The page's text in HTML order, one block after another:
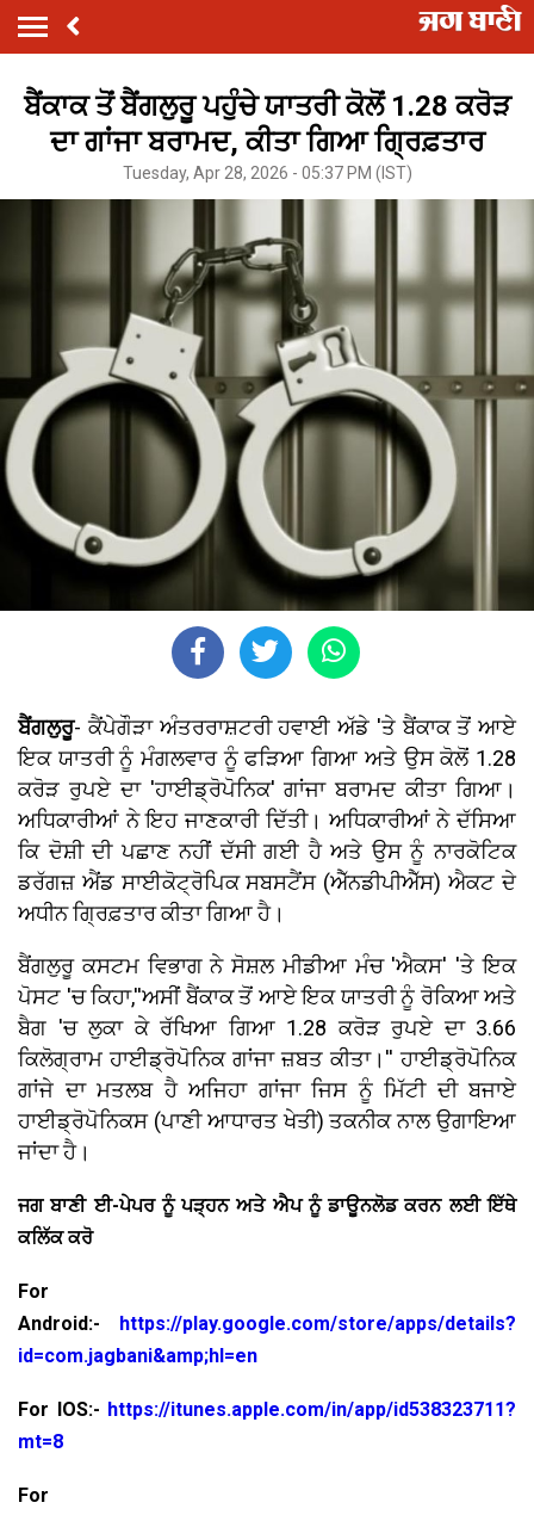
ਬੈਂਕਾਕ ਤੋਂ ਬੈਂਗਲੁਰੂ ਪਹੁੰਚੇ ਯਾਤਰੀ ਕੋਲੋਂ 1.28 ਕਰੋੜ
ਦਾ ਗਾਂਜਾ ਬਰਾਮਦ, ਕੀਤਾ ਗਿਆ ਗ੍ਰਿਫ਼ਤਾਰ
Tuesday, Apr 28, 2026 - 05:37 PM (IST)
ਬੈਂਗਲੁਰੂ- ਕੈਂਪੇਗੌੜਾ ਅੰਤਰਰਾਸ਼ਟਰੀ ਹਵਾਈ ਅੱਡੇ 'ਤੇ ਬੈਂਕਾਕ ਤੋਂ ਆਏ
ਇਕ ਯਾਤਰੀ ਨੂੰ ਮੰਗਲਵਾਰ ਨੂੰ ਫੜਿਆ ਗਿਆ ਅਤੇ ਉਸ ਕੋਲੋਂ 1.28
ਕਰੋੜ ਰੁਪਏ ਦਾ 'ਹਾਈਡ੍ਰੋਪੋਨਿਕ' ਗਾਂਜਾ ਬਰਾਮਦ ਕੀਤਾ ਗਿਆ।
ਅਧਿਕਾਰੀਆਂ ਨੇ ਇਹ ਜਾਣਕਾਰੀ ਦਿੱਤੀ। ਅਧਿਕਾਰੀਆਂ ਨੇ ਦੱਸਿਆ
ਕਿ ਦੋਸ਼ੀ ਦੀ ਪਛਾਣ ਨਹੀਂ ਦੱਸੀ ਗਈ ਹੈ ਅਤੇ ਉਸ ਨੂੰ ਨਾਰਕੋਟਿਕ
ਡਰੱਗਜ਼ ਐਂਡ ਸਾਈਕੋਟ੍ਰੋਪਿਕ ਸਬਸਟੈਂਸ (ਐੱਨਡੀਪੀਐੱਸ) ਐਕਟ ਦੇ
ਅਧੀਨ ਗ੍ਰਿਫ਼ਤਾਰ ਕੀਤਾ ਗਿਆ ਹੈ।
ਬੈਂਗਲੁਰੂ ਕਸਟਮ ਵਿਭਾਗ ਨੇ ਸੋਸ਼ਲ ਮੀਡੀਆ ਮੰਚ 'ਐਕਸ' 'ਤੇ ਇਕ
ਪੋਸਟ 'ਚ ਕਿਹਾ,''ਅਸੀਂ ਬੈਂਕਾਕ ਤੋਂ ਆਏ ਇਕ ਯਾਤਰੀ ਨੂੰ ਰੋਕਿਆ ਅਤੇ
ਬੈਗ 'ਚ ਲੁਕਾ ਕੇ ਰੱਖਿਆ ਗਿਆ 1.28 ਕਰੋੜ ਰੁਪਏ ਦਾ 3.66
ਕਿਲੋਗ੍ਰਾਮ ਹਾਈਡ੍ਰੋਪੋਨਿਕ ਗਾਂਜਾ ਜ਼ਬਤ ਕੀਤਾ।'' ਹਾਈਡ੍ਰੋਪੋਨਿਕ
ਗਾਂਜੇ ਦਾ ਮਤਲਬ ਹੈ ਅਜਿਹਾ ਗਾਂਜਾ ਜਿਸ ਨੂੰ ਮਿੱਟੀ ਦੀ ਬਜਾਏ
ਹਾਈਡ੍ਰੋਪੋਨਿਕਸ (ਪਾਣੀ ਆਧਾਰਤ ਖੇਤੀ) ਤਕਨੀਕ ਨਾਲ ਉਗਾਇਆ
ਜਾਂਦਾ ਹੈ।
ਜਗ ਬਾਣੀ ਈ-ਪੇਪਰ ਨੂੰ ਪੜ੍ਹਨ ਅਤੇ ਐਪ ਨੂੰ ਡਾਊਨਲੋਡ ਕਰਨ ਲਈ ਇੱਥੇ
ਕਲਿੱਕ ਕਰੋ
For
Android:- https://play.google.com/store/apps/details?
id=com.jagbani&amp;hl=en
For IOS:- https://itunes.apple.com/in/app/id538323711?
mt=8
For